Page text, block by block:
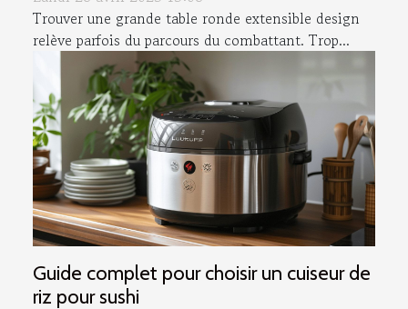
Trouver une grande table ronde extensible design
relève parfois du parcours du combattant. Trop...
Guide complet pour choisir un cuiseur de
riz pour sushi